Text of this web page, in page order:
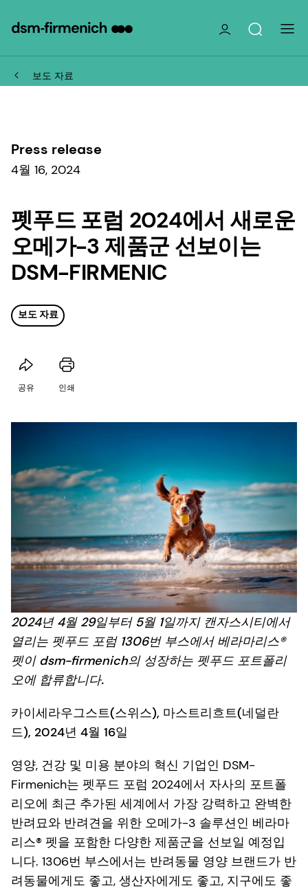
보도 자료
Press release
4월 16, 2024
펫푸드 포럼 2024에서 새로운
오메가-3 제품군 선보이는
DSM-FIRMENIC
보도 자료
공유 인쇄
2024년 4월 29일부터 5월 1일까지 캔자스시티에서
열리는 펫푸드 포럼 1306번 부스에서 베라마리스®
펫이 dsm-firmenich의 성장하는 펫푸드 포트폴리
오에 합류합니다.
카이세라우그스트(스위스), 마스트리흐트(네덜란
드), 2024년 4월 16일
영양, 건강 및 미용 분야의 혁신 기업인 DSM-
Firmenich는 펫푸드 포럼 2024에서 자사의 포트폴
리오에 최근 추가된 세계에서 가장 강력하고 완벽한
반려묘와 반려견을 위한 오메가-3 솔루션인 베라마
리스® 펫을 포함한 다양한 제품군을 선보일 예정입
니다. 1306번 부스에서는 반려동물 영양 브랜드가 반
려동물에게도 좋고, 생산자에게도 좋고, 지구에도 좋